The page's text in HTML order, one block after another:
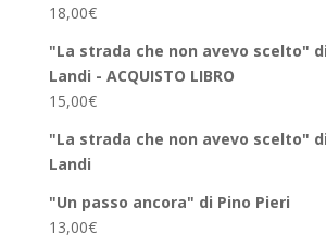
18,00€
"La strada che non avevo scelto"
Landi - ACQUISTO LIBRO
15,00€
"La strada che non avevo scelto"
Landi
"Un passo ancora" di Pino Pieri
13,00€